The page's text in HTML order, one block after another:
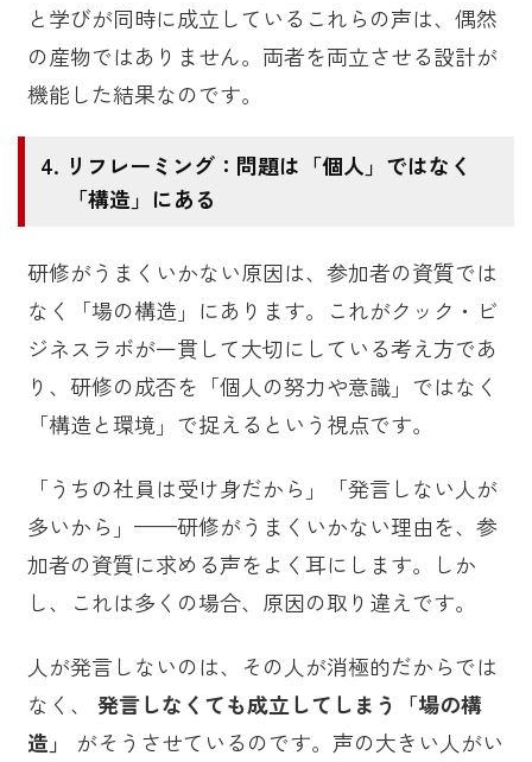
と学びが同時に成立しているこれらの声は、偶然
の産物ではありません。両者を両立させる設計が
機能した結果なのです。
リフレーミング：問題は「個人」ではなく
「構造」にある
研修がうまくいかない原因は、参加者の資質では
なく「場の構造」にあります。これがクック・ビ
ジネスラボが一貫して大切にしている考え方であ
り、研修の成否を「個人の努力や意識」ではなく
「構造と環境」で捉えるという視点です。
「うちの社員は受け身だから」「発言しない人が
多いから」——研修がうまくいかない理由を、参
加者の資質に求める声をよく耳にします。しか
し、これは多くの場合、原因の取り違えです。
人が発言しないのは、その人が消極的だからでは
なく、 発言しなくても成立してしまう「場の構
造」
がそうさせているのです。声の大きい人がい